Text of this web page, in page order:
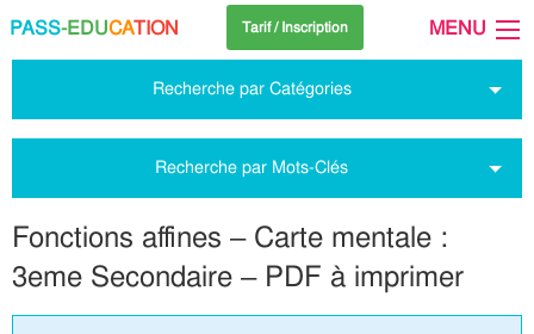
PASS-EDUCATION Tarif / Inscription MENU
Recherche par Catégories
Recherche par Mots-Clés
Fonctions affines – Carte mentale :
3eme Secondaire – PDF à imprimer